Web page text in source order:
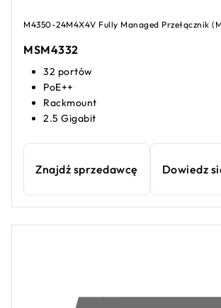
M4350-24M4X4V Fully Managed Przełącznik
MSM4332
32 portów
PoE++
Rackmount
2.5 Gigabit
Znajdź sprzedawcę Dowiedz